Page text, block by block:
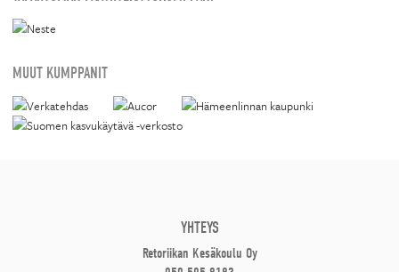
MUUT KUMPPANIT
YHTEYS
Retoriikan Kesäkoulu Oy